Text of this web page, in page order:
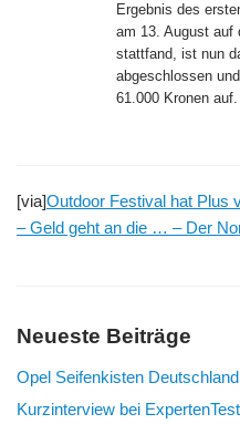
Ergebnis des
am 13. August auf
stattfand, ist nun
abgeschlossen
61.000 Kronen auf.
[via]Outdoor Festival hat Plus
– Geld geht an die … – Der
Neueste Beiträge
Opel Seifenkisten
Kurzinterview bei